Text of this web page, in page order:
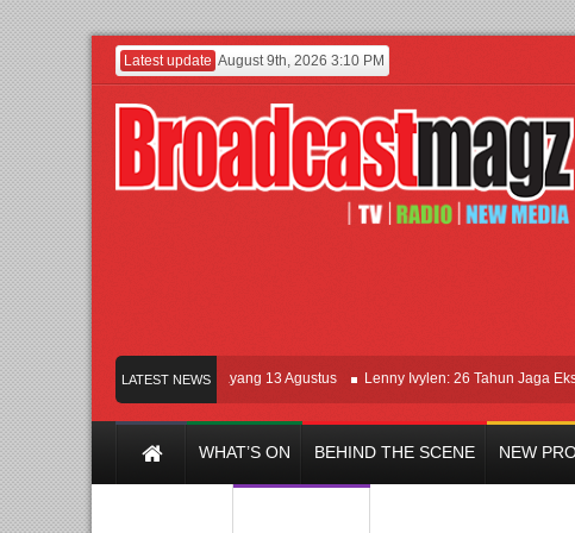
Latest update August 9th, 2026 3:10 PM
LATEST NEWS
Film KETOK MEJIK Siap Tayang 13 Agustus Lenny Ivylen: 26 Tahun Jaga
WHAT’S ON BEHIND THE SCENE NEW